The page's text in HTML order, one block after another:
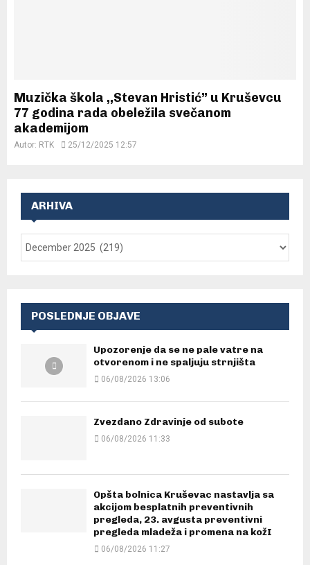
Muzička škola ,,Stevan Hristić” u Kruševcu
77 godina rada obeležila svečanom
akademijom
Autor: RTK 25/12/2025 12:57
ARHIVA
POSLEDNJE OBJAVE
Upozorenje da se ne pale vatre na
otvorenom i ne spaljuju strnjišta
06/08/2026 13:06
Zvezdano Zdravinje od subote
06/08/2026 11:33
Opšta bolnica Kruševac nastavlja sa
akcijom besplatnih preventivnih
pregleda, 23. avgusta preventivni
pregleda mladeža i promena na kožI
06/08/2026 11:27